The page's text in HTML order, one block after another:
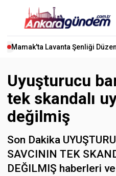
Mamak'ta Lavanta Şenliği
Uyuşturucu
tek skandalı
değilmiş
Son Dakika
SAVCININ TEK
DEĞILMIŞ haberleri ve